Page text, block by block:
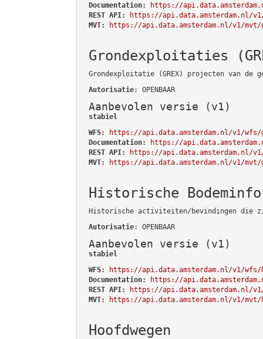
Documentation:
https://
REST API:
https://api.data.amsterdam.nl/
MVT:
https://api.data.amsterdam.nl/v1/mvt/
Grondexploitaties
Grondexploitatie (GREX) projecten van de
Autorisatie: OPENBAAR
Aanbevolen versie (v1)
stabiel
WFS:
https://api.data.amsterdam.nl/v1/wfs/
Documentation:
https://
REST API:
https://api.data.amsterdam.nl/
MVT:
https://api.data.amsterdam.nl/v1/mvt/
Historische
Historische activiteiten/bevindingen die
Autorisatie: OPENBAAR
Aanbevolen versie (v1)
stabiel
WFS:
https://api.data.amsterdam.nl/v1/wfs/
Documentation:
https://
REST API:
https://api.data.amsterdam.nl/
MVT:
https://api.data.amsterdam.nl/v1/mvt/
Hoofdwegen